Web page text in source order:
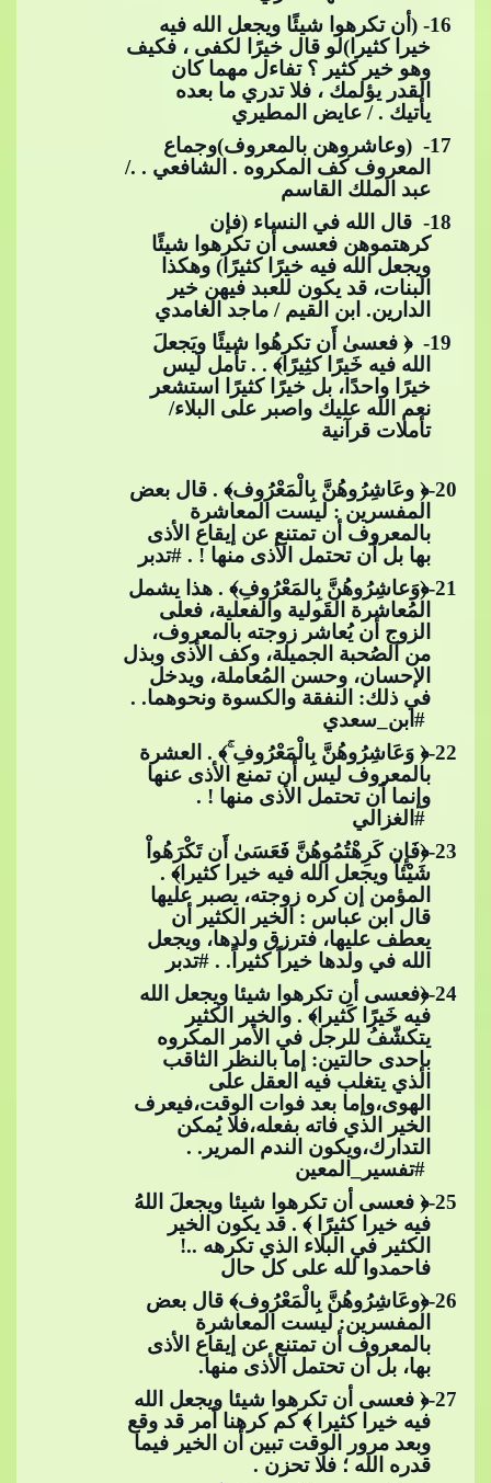
​​ 16- (أن تكرهوا شيئًا ويجعل الله فيه
خيرا كثيرا)لو قال خيرًا لكفى ، فكيف
وهو خير كثير ؟ تفاءل مهما كان
القدر يؤلمك ، فلا تدري ما بعده
يأتيك . / عايض المطيري
​​ 17- (وعاشروهن بالمعروف)وجماع
المعروف كف المكروه . الشافعي . ./
عبد الملك القاسم
​​ 18- قال الله في النساء (فإن
كرهتموهن فعسى أن تكرهوا شيئًا
ويجعل الله فيه خيرًا كثيرًا) وهكذا
البنات، قد​​ يكون للعبد فيهن خير
الدارين. ابن القيم / ماجد الغامدي
​​ 19- ﴿ فعسىٰ أَن تكرهُوا شيئًا ويَجعلَ
الله فيه خَيرًا كثِيرًا﴾ . . تأمل ليس
خيرًا واحدًا، بل خيرًا كثيرًا استشعر
نعم الله عليك واصبر على البلاء/
تأملات قرآنية​​
20-﴿ وعَاشِرُوهُنَّ بِالْمَعْرُوف﴾ . قال بعض
المفسرين : ليست المعاشرة
بالمعروف أن تمتنع عن إيقاع الأذى
بها بل أن تحتمل الأذى منها ! .​​ #تدبر
21-﴿وَعاشِرُوهُنَّ بِالمَعْرُوفِ﴾ . هذا يشمل
المُعاشرة القَولية والفعلية، فعلى
الزوج أن​​يُعاشر زوجته بالمعروف،
من الصُحبة الجميلة، وكف الأذى وبذل
الإحسان، وحسن المُعاملة، ويدخل
في ذلك: النفقة والكسوة ونحوهما. .​​
#ابن_سعدي
22-﴿ وَعَاشِرُوهُنَّ بِالْمَعْرُوفِ​​﴾ . العشرة
بالمعروف ليس أن تمنع الأذى عنها
وإنما أن تحتمل الأذى منها ! .​​
#الغزالي
23-﴿فَإِن كَرِهْتُمُوهُنَّ فَعَسَىٰ أَن تَكْرَهُواْ
شَيْئاً ويجعل الله فيه خيرا كثيرا﴾ .
المؤمن إن كره زوجته، يصبر عليها
قال ابن عباس : الخير الكثير أن
يعطف عليها، فترزق ولدها، ويجعل
الله في ولدها خيراً كثيراً. .​​ #تدبر
24-﴿فعسى أن تكرهوا شيئا ويجعل الله
فيه خَيرًا كَثيرا﴾ . والخير الكثير
يتكشّفُ للرجل في ا لأمر المكروه
بإحدى حالتين: إما بالنظر الثاقب
الذي يتغلب فيه العقل على
الهوى،وإما بعد فوات الوقت،فيعرف
الخير الذي فاته بفعله،فلا يُمكن
التدارك،ويكون الندم المرير. .​​
#تفسير_المعين
25-﴿ فعسى أن تكرهوا شيئا ويجعلَ اللهُ
فيه خيرا كثيرًا ﴾ . قد يكون الخير
الكثير في البلاء الذي تكرهه ..!
فاحمدوا لله على كل حال
26-﴿وعَاشِرُوهُنَّ بِالْمَعْرُوف﴾ قال بعض
المفسرين: ليست المعاشرة
بالمعروف أن تمتنع عن إيقاع الأذى
بها، بل أن تحتمل الأذى منها.
27-﴿ فعسى أن تكرهوا شيئا ويجعل الله
فيه خيرا كثيرا ﴾ كم كرهنا أمر قد وقع
وبعد مرور الوقت تبين أن الخير فيما
قدره الله ؛ فلا تحزن .